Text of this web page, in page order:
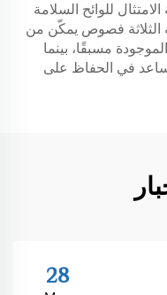
للوائح السلامة
الثلاثة فصوص يمكّن من
مسبقًا، بينما
في الحفاظ على
28